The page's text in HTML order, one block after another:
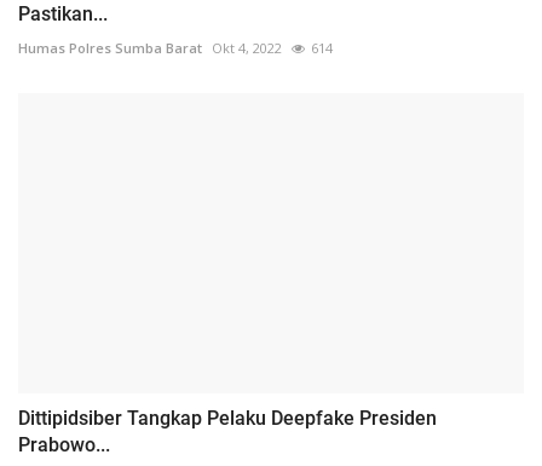
Pastikan...
Humas Polres Sumba Barat Okt 4, 2022 614
Dittipidsiber Tangkap Pelaku Deepfake Presiden
Prabowo...